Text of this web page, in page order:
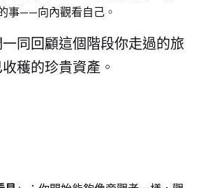
事——向內觀看自己 。
同回顧這個階段你走過的旅
穫的珍貴資產 。